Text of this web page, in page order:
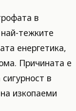
в
тежките
енергетика,
Причината е
в
изкопаеми